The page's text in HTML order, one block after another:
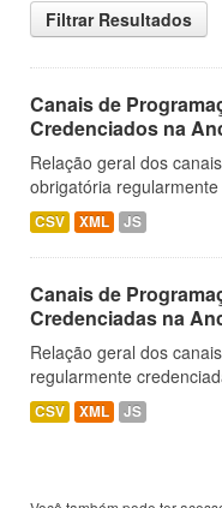
Filtrar Resultados
Canais de
Credenciados na
Relação geral dos
obrigatória
CSV XML JS
Canais de
Credenciadas na
Relação geral dos
regularmente
CSV XML JS